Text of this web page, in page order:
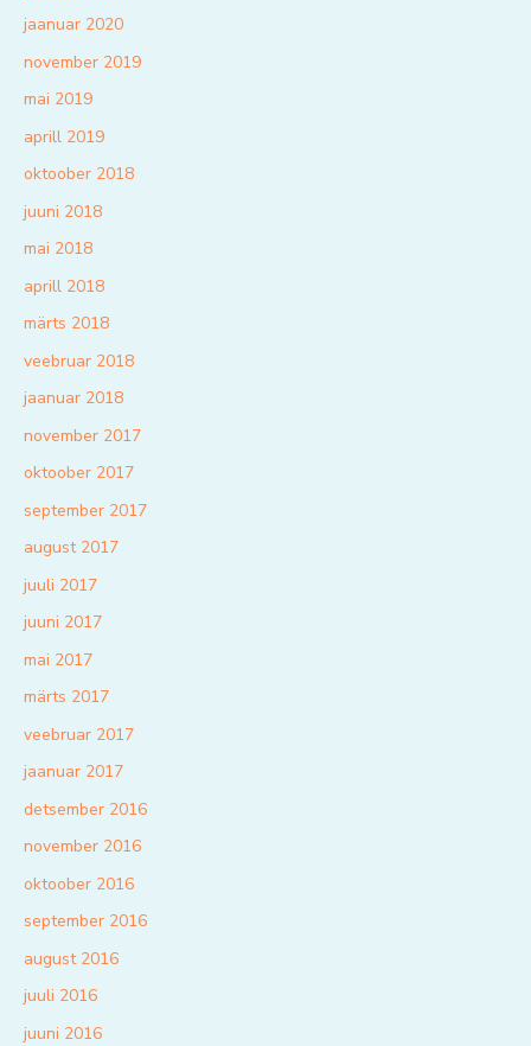
jaanuar 2020
november 2019
mai 2019
aprill 2019
oktoober 2018
juuni 2018
mai 2018
aprill 2018
märts 2018
veebruar 2018
jaanuar 2018
november 2017
oktoober 2017
september 2017
august 2017
juuli 2017
juuni 2017
mai 2017
märts 2017
veebruar 2017
jaanuar 2017
detsember 2016
november 2016
oktoober 2016
september 2016
august 2016
juuli 2016
juuni 2016